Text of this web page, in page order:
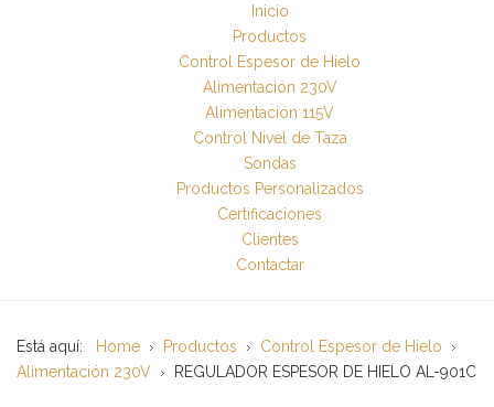
Inicio
Productos
Control Espesor de Hielo
Alimentación 230V
Alimentación 115V
Control Nivel de Taza
Sondas
Productos Personalizados
Certificaciones
Clientes
Contactar
Está aquí: Home Productos
Control Espesor de Hielo
Alimentación 230V
REGULADOR ESPESOR DE HIELO AL-901C